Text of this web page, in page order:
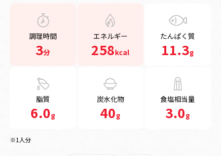
調理時間
3分
エネルギー
258kcal
たんぱく質
11.3g
脂質
6.0g
炭水化物
40g
食塩相当量
3.0g
※1人分